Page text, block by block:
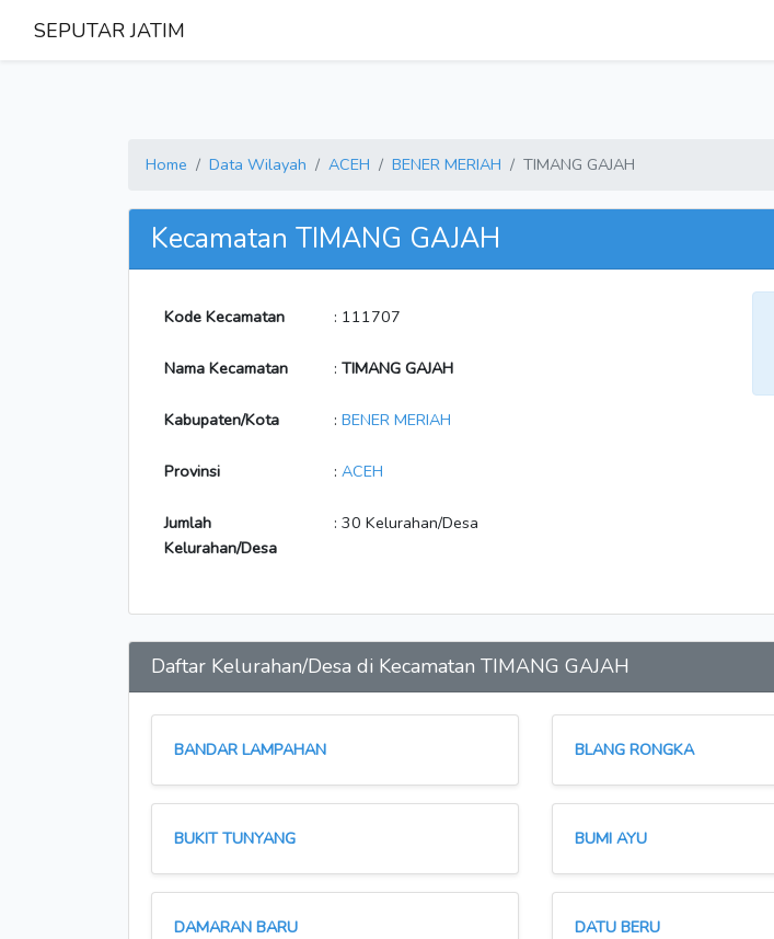
SEPUTAR JATIM
Home Data Wilayah ACEH BENER MERIAH TIMANG GAJAH
Kecamatan TIMANG GAJAH
Kode Kecamatan : 111707
Nama Kecamatan : TIMANG GAJAH
Kabupaten/Kota : BENER MERIAH
Provinsi : ACEH
Jumlah
Kelurahan/Desa
: 30 Kelurahan/Desa
Daftar Kelurahan/Desa di Kecamatan TIMANG GAJAH
BANDAR LAMPAHAN BLANG RONGKA
BUKIT TUNYANG BUMI AYU
DAMARAN BARU DATU BERU